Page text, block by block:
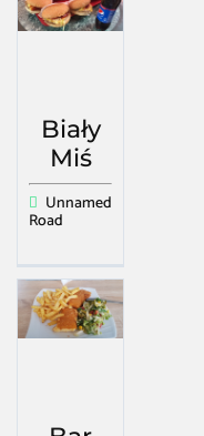
Biały
Miś
Unnamed
Road